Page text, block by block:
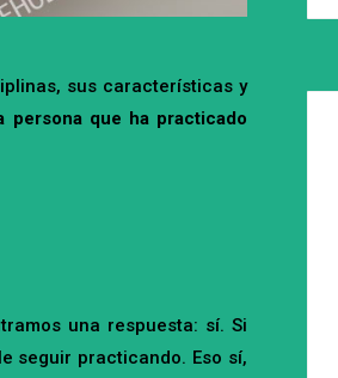
sus características y
persona que ha practicado
una respuesta: sí. Si
seguir practicando. Eso sí,